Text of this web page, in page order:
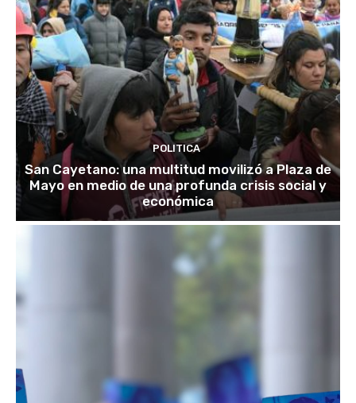
POLITICA
San Cayetano: una multitud movilizó a Plaza de
Mayo en medio de una profunda crisis social y
económica